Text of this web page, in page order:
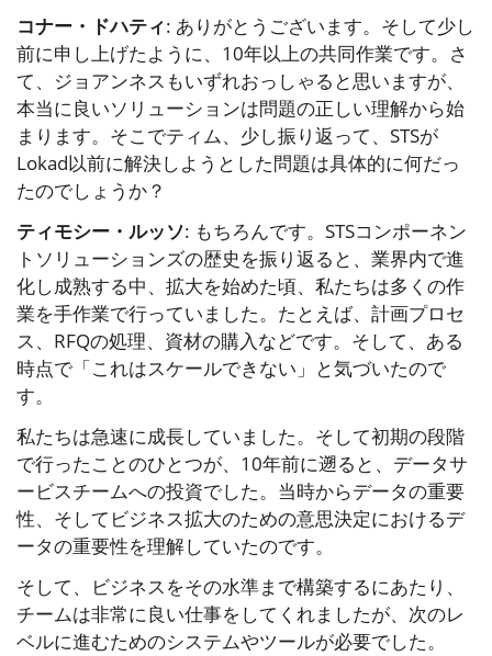
コナー・ドハティ: ありがとうございます。そして少し
前に申し上げたように、10年以上の共同作業です。さ
て、ジョアンネスもいずれおっしゃると思いますが、
本当に良いソリューションは問題の正しい理解から始
まります。そこでティム、少し振り返って、STSが
Lokad以前に解決しようとした問題は具体的に何だっ
たのでしょうか？
ティモシー・ルッソ: もちろんです。STSコンポーネン
トソリューションズの歴史を振り返ると、業界内で進
化し成熟する中、拡大を始めた頃、私たちは多くの作
業を手作業で行っていました。たとえば、計画プロセ
ス、RFQの処理、資材の購入などです。そして、ある
時点で「これはスケールできない」と気づいたので
す。
私たちは急速に成長していました。そして初期の段階
で行ったことのひとつが、10年前に遡ると、データサ
ービスチームへの投資でした。当時からデータの重要
性、そしてビジネス拡大のための意思決定におけるデ
ータの重要性を理解していたのです。
そして、ビジネスをその水準まで構築するにあたり、
チームは非常に良い仕事をしてくれましたが、次のレ
ベルに進むためのシステムやツールが必要でした。